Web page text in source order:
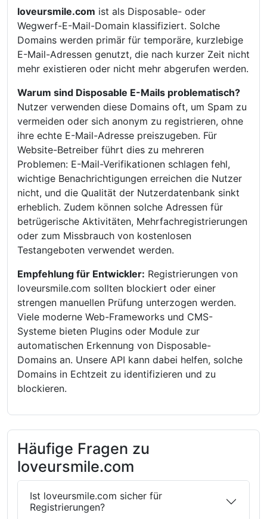
loveursmile.com ist als Disposable- oder
Wegwerf-E-Mail-Domain klassifiziert. Solche
Domains werden primär für temporäre, kurzlebige
E-Mail-Adressen genutzt, die nach kurzer Zeit nicht
mehr existieren oder nicht mehr abgerufen werden.
Warum sind Disposable E-Mails problematisch?
Nutzer verwenden diese Domains oft, um Spam zu
vermeiden oder sich anonym zu registrieren, ohne
ihre echte E-Mail-Adresse preiszugeben. Für
Website-Betreiber führt dies zu mehreren
Problemen: E-Mail-Verifikationen schlagen fehl,
wichtige Benachrichtigungen erreichen die Nutzer
nicht, und die Qualität der Nutzerdatenbank sinkt
erheblich. Zudem können solche Adressen für
betrügerische Aktivitäten, Mehrfachregistrierungen
oder zum Missbrauch von kostenlosen
Testangeboten verwendet werden.
Empfehlung für Entwickler: Registrierungen von
loveursmile.com sollten blockiert oder einer
strengen manuellen Prüfung unterzogen werden.
Viele moderne Web-Frameworks und CMS-
Systeme bieten Plugins oder Module zur
automatischen Erkennung von Disposable-
Domains an. Unsere API kann dabei helfen, solche
Domains in Echtzeit zu identifizieren und zu
blockieren.
Häufige Fragen zu
loveursmile.com
Ist loveursmile.com sicher für
Registrierungen?